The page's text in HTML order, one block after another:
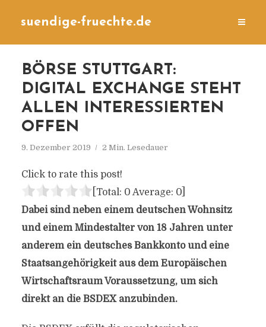
suendige-fruechte.de
BÖRSE STUTTGART:
DIGITAL EXCHANGE STEHT
ALLEN INTERESSIERTEN
OFFEN
9. Dezember 2019 2 Min. Lesedauer
Click to rate this post!
[Total: 0 Average: 0]
Dabei sind neben einem deutschen Wohnsitz
und einem Mindestalter von 18 Jahren unter
anderem ein deutsches Bankkonto und eine
Staatsangehörigkeit aus dem Europäischen
Wirtschaftsraum Voraussetzung, um sich
direkt an die BSDEX anzubinden.